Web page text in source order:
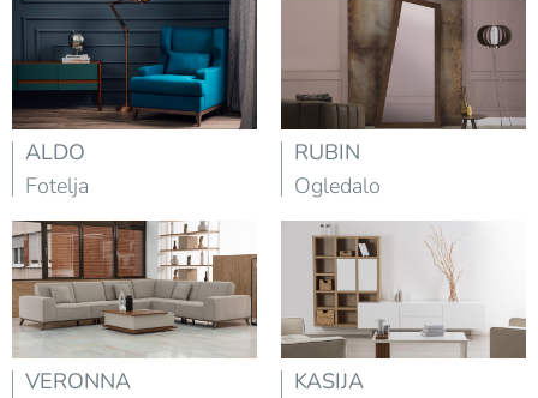
ALDO
Fotelja
RUBIN
Ogledalo
VERONNA
KASIJA